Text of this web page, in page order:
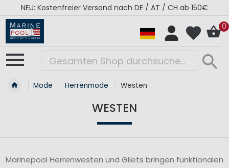
NEU: Kostenfreier Versand nach DE / AT / CH ab 150€
0
Mode Herrenmode Westen
WESTEN
Marinepool Herrenwesten und Gilets bringen funktionalen